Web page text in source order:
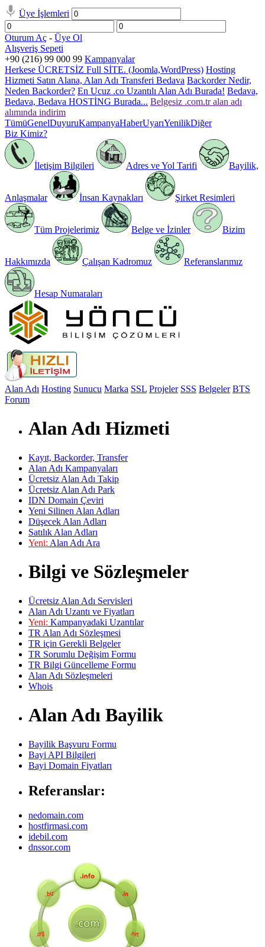
Üye İşlemleri
Oturum Aç - Üye Ol
Alışveriş Sepeti
+90 (216) 99 000 99 Kampanyalar
Herkese ÜCRETSİZ Full SİTE. (Joomla,WordPress) Hosting
Hizmeti Satın Alana, Alan Adı Transferi Bedava Backorder Nedir,
Neden Backorder? En Ucuz .co Uzantılı Alan Adı Burada! Bedava,
Bedava, Bedava HOSTİNG Burada... Belgesiz .com.tr alan adı
alımında indirim
TümüGenelDuyuruKampanyaHaberUyarıYenilikDiğer
Biz Kimiz?
İletişim Bilgileri Adres ve Yol Tarifi Bayilik,
Anlaşmalar İnsan Kaynakları Şirket Resimleri
Tüm Projelerimiz Belge ve İzinler Bizim
Hakkımızda Çalışan Kadromuz Referanslarımız
Hesap Numaraları
Alan Adı Hosting Sunucu Marka SSL Projeler SSS Belgeler BTS
Forum
Alan Adı Hizmeti
Kayıt, Backorder, Transfer
Alan Adı Kampanyaları
Ücretsiz Alan Adı Takip
Ücretsiz Alan Adı Park
IDN Domain Çeviri
Yeni Silinen Alan Adları
Düşecek Alan Adları
Satılık Alan Adları
Yeni: Alan Adı Ara
Bilgi ve Sözleşmeler
Ücretsiz Alan Adı Servisleri
Alan Adı Uzantı ve Fiyatları
Yeni: Kampanyadaki Uzantılar
TR Alan Adı Sözleşmesi
TR için Gerekli Belgeler
TR Sorumlu Değişim Formu
TR Bilgi Güncelleme Formu
Alan Adı Sözleşmeleri
Whois
Alan Adı Bayilik
Bayilik Başvuru Formu
Bayi API Bilgileri
Bayi Domain Fiyatları
Referanslar:
nedomain.com
hostfirmasi.com
idebil.com
dnssor.com